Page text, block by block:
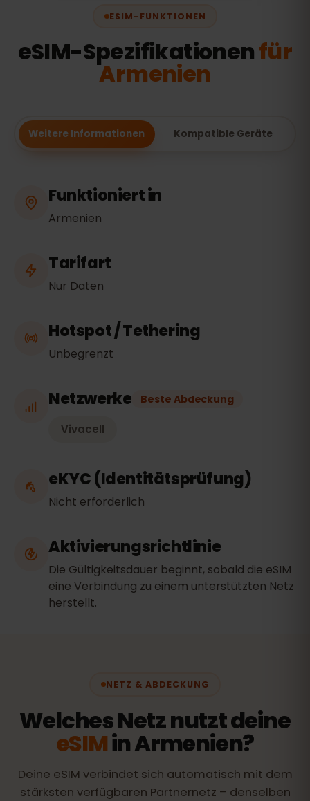
ESIM-FUNKTIONEN
eSIM-Spezifikationenfür
Armenien
Weitere Informationen Kompatible Geräte
Funktioniert in
Armenien
Tarifart
Nur Daten
Hotspot / Tethering
Unbegrenzt
Netzwerke Beste Abdeckung
Vivacell
eKYC (Identitätsprüfung)
Nicht erforderlich
Aktivierungsrichtlinie
Die Gültigkeitsdauer beginnt, sobald die eSIM
eine Verbindung zu einem unterstützten Netz
herstellt.
NETZ & ABDECKUNG
Welches Netz nutzt deine
eSIMin Armenien?
Deine eSIM verbindet sich automatisch mit dem
stärksten verfügbaren Partnernetz – denselben